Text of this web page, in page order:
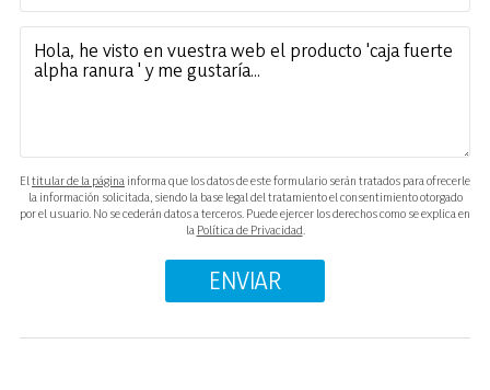
Eltitular de la página informa que los datos de este formulario serán tratados para ofrecerle
la información solicitada, siendo la base legal del tratamiento el consentimiento otorgado
por el usuario. No se cederán datos a terceros. Puede ejercer los derechos como se explica en
la Política de Privacidad.